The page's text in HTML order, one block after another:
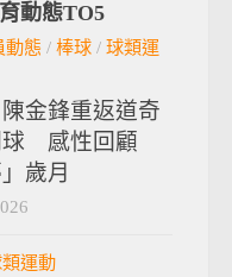
動態TO5
動態 / 棒球 / 球類運
金鋒重返道奇
球 感性回顧
」歲月
運動